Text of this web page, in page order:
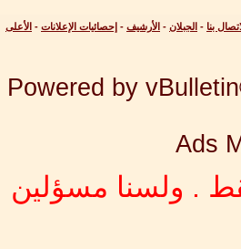
بنا - الجبلان - الأرشيف - إحصائيات الإعلانات - الأعلى
Powered by
Ads
. ولسنا مسؤلين